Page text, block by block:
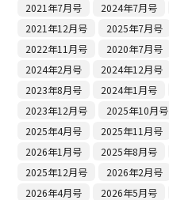
2021年7月号
2024年7月号
2021年12月号
2025年7月号
2022年11月号
2020年7月号
2024年2月号
2024年12月号
2023年8月号
2024年1月号
2023年12月号
2025年10月号
2025年4月号
2025年11月号
2026年1月号
2025年8月号
2025年12月号
2026年2月号
2026年4月号
2026年5月号